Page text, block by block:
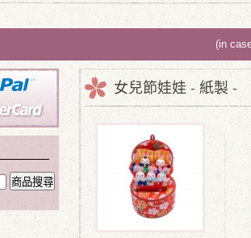
(in
女兒節娃娃 - 紙製 -